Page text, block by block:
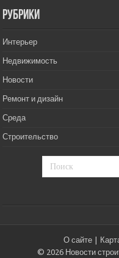
РУбрики
Интерьер
Недвижимость
Новости
Ремонт и дизайн
Среда
Строительство
О сайте
© 2026 Новости